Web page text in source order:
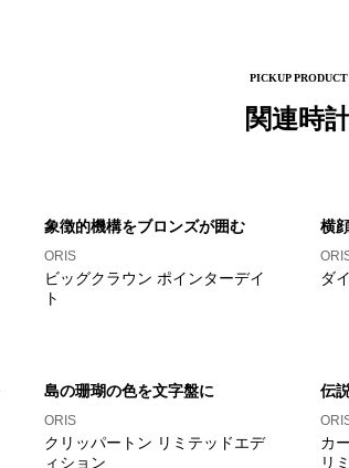
PICKUP PRODUCT
関連時
象徴的機構をブロンズが囲む
ORIS
ビッグクラウン ポインターデイ
ト
横
ダ
島の珊瑚の色を文字盤に
ORIS
クリッパートン リミテッドエデ
ィション
伝
カ
リ